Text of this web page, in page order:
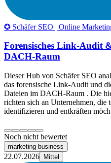
✪ Schäfer SEO | Online
Forensisches Link-Audit
DACH-Raum
Dieser Hub von Schäfer SEO
das forensische Link-Audit und
Dateien im DACH-Raum . Die
richten sich an Unternehmen,
identifizieren und entkräften
Noch nicht bewertet
marketing-business
22.07.2026 Mittel